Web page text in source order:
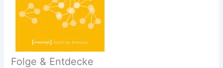
Folge & Entdecke